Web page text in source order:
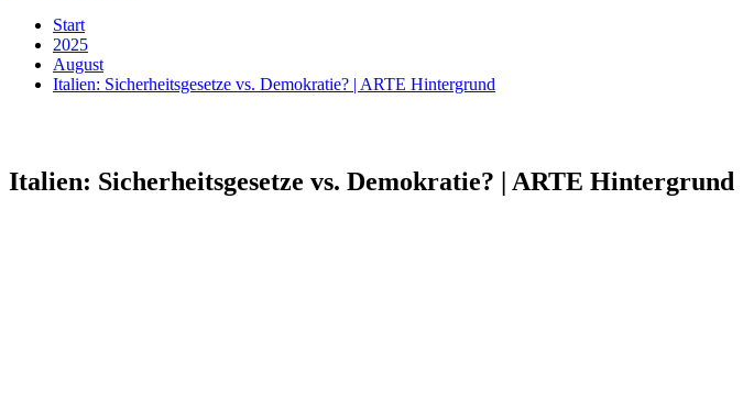
Start
2025
August
Italien: Sicherheitsgesetze vs. Demokratie? | ARTE Hintergrund
Italien: Sicherheitsgesetze vs. Demokratie? | ARTE Hintergrund